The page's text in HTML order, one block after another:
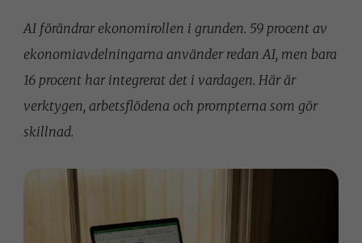
AI förändrar ekonomirollen i grunden. 59 procent av
ekonomiavdelningarna använder redan AI, men bara
16 procent har integrerat det i vardagen. Här är
verktygen, arbetsflödena och prompterna som gör
skillnad.